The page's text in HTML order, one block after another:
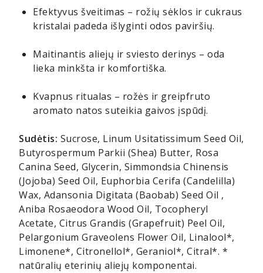
Efektyvus šveitimas – rožių sėklos ir cukraus
kristalai padeda išlyginti odos paviršių.
Maitinantis aliejų ir sviesto derinys – oda
lieka minkšta ir komfortiška.
Kvapnus ritualas – rožės ir greipfruto
aromato natos suteikia gaivos įspūdį.
Sudėtis: Sucrose, Linum Usitatissimum Seed Oil,
Butyrospermum Parkii (Shea) Butter, Rosa
Canina Seed, Glycerin, Simmondsia Chinensis
(Jojoba) Seed Oil, Euphorbia Cerifa (Candelilla)
Wax, Adansonia Digitata (Baobab) Seed Oil ,
Aniba Rosaeodora Wood Oil, Tocopheryl
Acetate, Citrus Grandis (Grapefruit) Peel Oil,
Pelargonium Graveolens Flower Oil, Linalool*,
Limonene*, Citronellol*, Geraniol*, Citral*. *
natūralių eterinių aliejų komponentai.